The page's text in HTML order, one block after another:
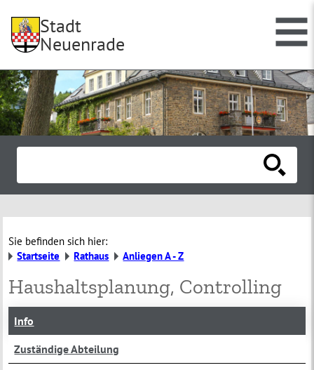
Stadt
Neuenrade
Sie befinden sich hier:
Startseite
Rathaus Anliegen A - Z
Haushaltsplanung, Controlling
Info
Zuständige Abteilung